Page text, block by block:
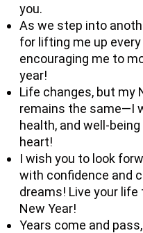
you.
As we step into
for lifting me up
encouraging me to
year!
Life changes, but my
remains the same—I
health, and well-
heart!
I wish you to look
with confidence and
dreams! Live your
New Year!
Years come and